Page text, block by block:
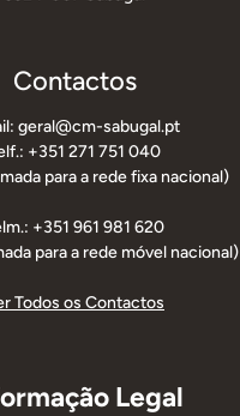
Contactos
geral@cm-sabugal.pt
+351 271 751 040
para a rede fixa nacional)
+351 961 981 620
para a rede móvel nacional)
Todos os Contactos
Legal